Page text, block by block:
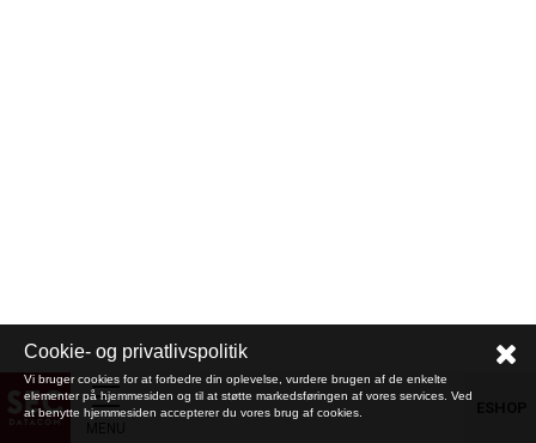
Cookie- og privatlivspolitik
Vi bruger cookies for at forbedre din oplevelse, vurdere brugen af de enkelte
elementer på hjemmesiden og til at støtte markedsføringen af vores services. Ved
at benytte hjemmesiden accepterer du vores brug af cookies.